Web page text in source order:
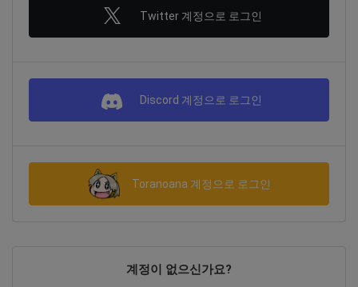
Twitter 계정으로 로그인
Discord 계정으로 로그인
Toranoana 계정으로 로그인
계정이 없으신가요?